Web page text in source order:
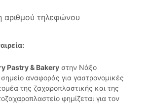
αριθμού τηλεφώνου
Pastry & Bakery στην Νάξο
αναφοράς για γαστρονομικές
της ζαχαροπλαστικής και της
φημίζεται για τον